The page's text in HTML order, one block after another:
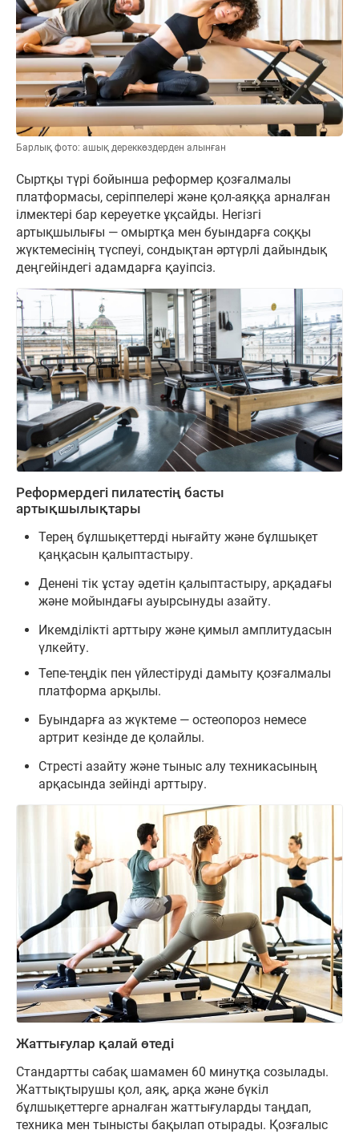
Барлық фото: ашық дереккөздерден алынған
Сыртқы түрі бойынша реформер қозғалмалы
платформасы, серіппелері және қол-аяққа арналған
ілмектері бар кереуетке ұқсайды. Негізгі
артықшылығы — омыртқа мен буындарға соққы
жүктемесінің түспеуі, сондықтан әртүрлі дайындық
деңгейіндегі адамдарға қауіпсіз.
Реформердегі пилатестің басты
артықшылықтары
Терең бұлшықеттерді нығайту және бұлшықет
қаңқасын қалыптастыру.
Денені тік ұстау әдетін қалыптастыру, арқадағы
және мойындағы ауырсынуды азайту.
Икемділікті арттыру және қимыл амплитудасын
үлкейту.
Тепе-теңдік пен үйлестіруді дамыту қозғалмалы
платформа арқылы.
Буындарға аз жүктеме — остеопороз немесе
артрит кезінде де қолайлы.
Стресті азайту және тыныс алу техникасының
арқасында зейінді арттыру.
Жаттығулар қалай өтеді
Стандартты сабақ шамамен 60 минутқа созылады.
Жаттықтырушы қол, аяқ, арқа және бүкіл
бұлшықеттерге арналған жаттығуларды таңдап,
техника мен тынысты бақылап отырады. Қозғалыс